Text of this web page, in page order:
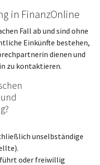
in FinanzOnline
Fall ab und sind ohne
Einkünfte bestehen,
dienen und
zu kontaktieren.
unselbständige
oder freiwillig